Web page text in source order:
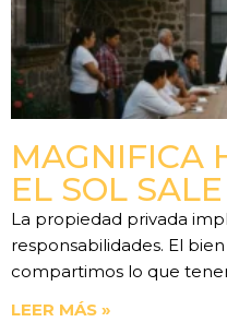
MAGNIFICA
EL SOL
La propiedad privada
responsabilidades. El
compartimos lo que
LEER MÁS »